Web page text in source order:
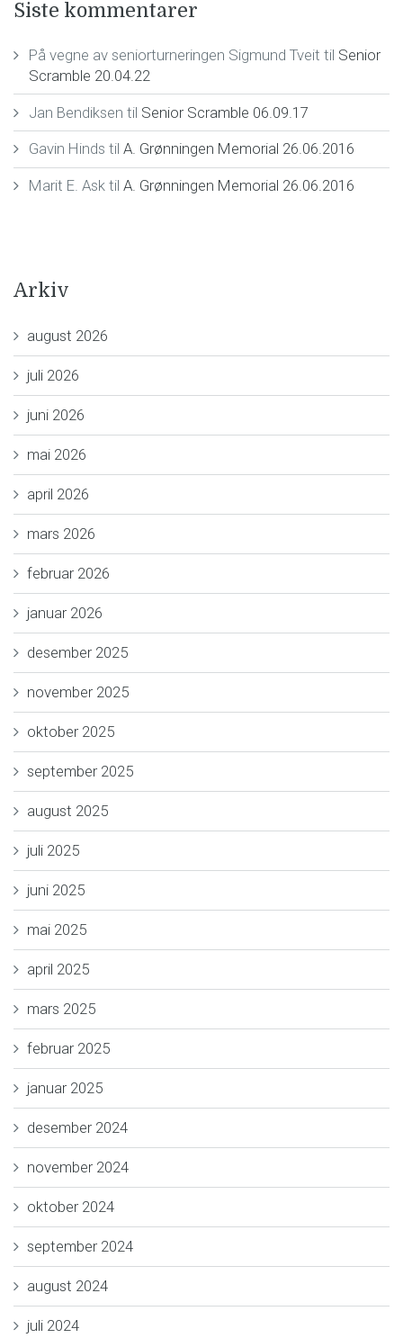
Siste kommentarer
På vegne av seniorturneringen Sigmund Tveit til Senior
Scramble 20.04.22
Jan Bendiksen til Senior Scramble 06.09.17
Gavin Hinds til A. Grønningen Memorial 26.06.2016
Marit E. Asktil A. Grønningen Memorial 26.06.2016
Arkiv
august 2026
juli 2026
juni 2026
mai 2026
april 2026
mars 2026
februar 2026
januar 2026
desember 2025
november 2025
oktober 2025
september 2025
august 2025
juli 2025
juni 2025
mai 2025
april 2025
mars 2025
februar 2025
januar 2025
desember 2024
november 2024
oktober 2024
september 2024
august 2024
juli 2024